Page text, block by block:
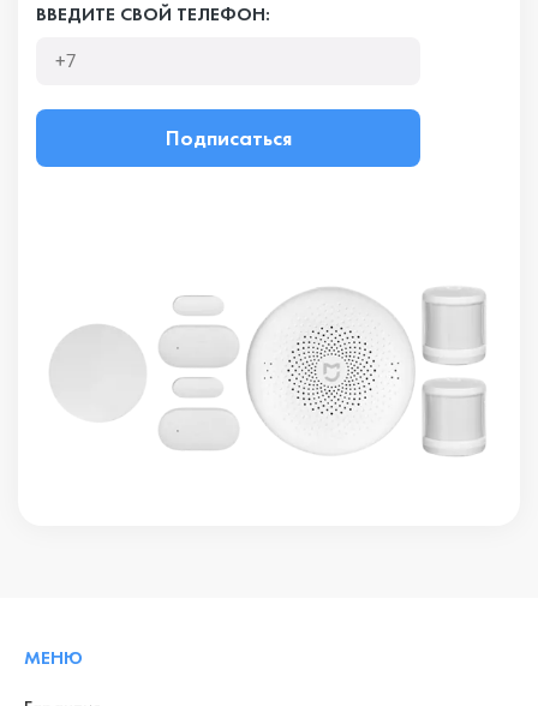
ВВЕДИТЕ СВОЙ ТЕЛЕФОН:
Подписаться
МЕНЮ